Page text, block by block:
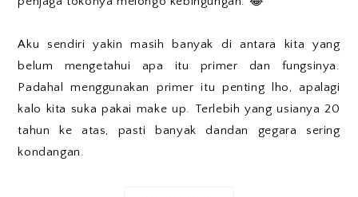
Aku sendiri yakin masih banyak di antara kita yang
belum mengetahui apa itu primer dan fungsinya.
Padahal menggunakan primer itu penting lho, apalagi
kalo kita suka pakai make up. Terlebih yang usianya 20
tahun ke atas, pasti banyak dandan gegara sering
kondangan.